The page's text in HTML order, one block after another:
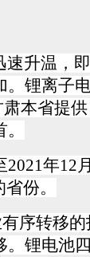
升温，
锂离
肃本省提
2021年12
份。
序转移
锂电